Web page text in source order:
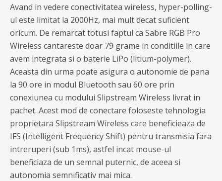
Avand in vedere conectivitatea wireless, hyper-polling-
ul este limitat la 2000Hz, mai mult decat suficient
oricum. De remarcat totusi faptul ca Sabre RGB Pro
Wireless cantareste doar 79 grame in conditiile in care
avem integrata si o baterie LiPo (litium-polymer).
Aceasta din urma poate asigura o autonomie de pana
la 90 ore in modul Bluetooth sau 60 ore prin
conexiunea cu modului Slipstream Wireless livrat in
pachet. Acest mod de conectare foloseste tehnologia
proprietara Slipstream Wireless care beneficieaza de
IFS (Intelligent Frequency Shift) pentru transmisia fara
intreruperi (sub 1ms), astfel incat mouse-ul
beneficiaza de un semnal puternic, de aceea si
autonomia semnificativ mai mica.